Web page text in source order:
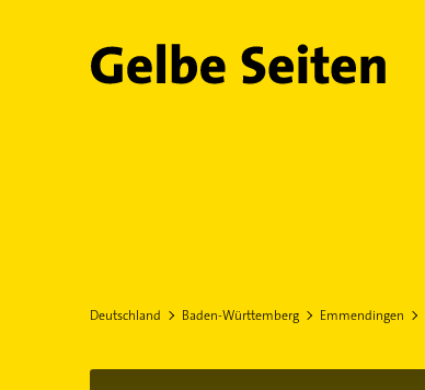
Gelbe Seiten
Deutschland Baden-Württemberg Emmendingen